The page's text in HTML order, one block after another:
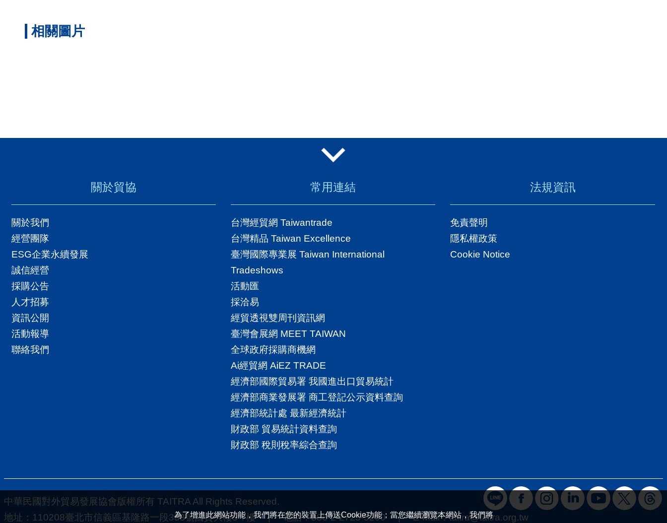
為了增進此網站功能，我們將在您的裝置上傳送Cookie功能；當您繼續瀏覽本網站，我們將
相關圖片
關於貿協
關於我們
經營團隊
ESG企業永續發展
誠信經營
採購公告
人才招募
資訊公開
活動報導
聯絡我們
常用連結
台灣經貿網 Taiwantrade
台灣精品 Taiwan Excellence
臺灣國際專業展 Taiwan International
Tradeshows
活動匯
採洽易
經貿透視雙周刊資訊網
臺灣會展網 MEET TAIWAN
全球政府採購商機網
Ai經貿網 AiEZ TRADE
經濟部國際貿易署 我國進出口貿易統計
經濟部商業發展署 商工登記公示資料查詢
經濟部統計處 最新經濟統計
財政部 貿易統計資料查詢
財政部 稅則稅率綜合查詢
法規資訊
免責聲明
隱私權政策
Cookie Notice
中華民國對外貿易發展協會版權所有 TAITRA All Rights Reserved.
地址：110208臺北市信義區基隆路一段333號國貿大樓5-7樓 | 電話：886-2-2725-5200 | E-Mail：taitra@taitra.org.tw